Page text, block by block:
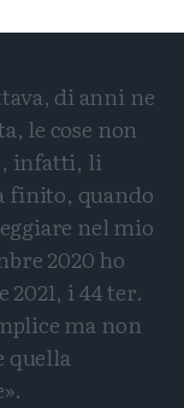
di anni ne
le cose non
infatti, li
finito, quando
nel mio
2020 ho
2021, i 44 ter.
ma non
quella